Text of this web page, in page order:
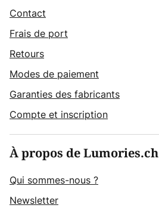
Contact
Frais de port
Retours
Modes de paiement
Garanties des fabricants
Compte et inscription
À propos de Lumories.ch
Qui sommes-nous ?
Newsletter